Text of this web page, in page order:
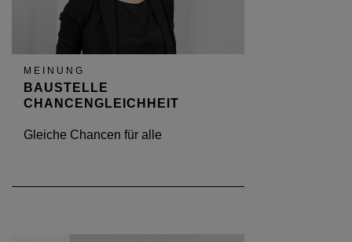
MEINUNG
BAUSTELLE
CHANCENGLEICHHEIT
Gleiche Chancen für alle